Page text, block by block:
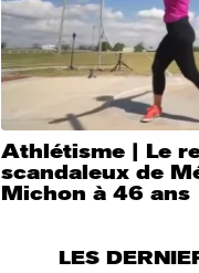
Athlétisme | Le
scandaleux de
Michon à 46 ans
LES